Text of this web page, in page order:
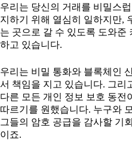
우리는 당신의 거래를 비밀스
지하기 위해 열심히 일하지만,
는 곳으로 갈 수 있도록 도와준
하고 있습니다.
우리는 비밀 통화와 블록체인
서 책임을 지고 있습니다. 그리
다른 모든 개인 정보 보호 동전
따르기를 원했습니다. 누구와
그들의 암호 공급을 감사할 기
이죠.